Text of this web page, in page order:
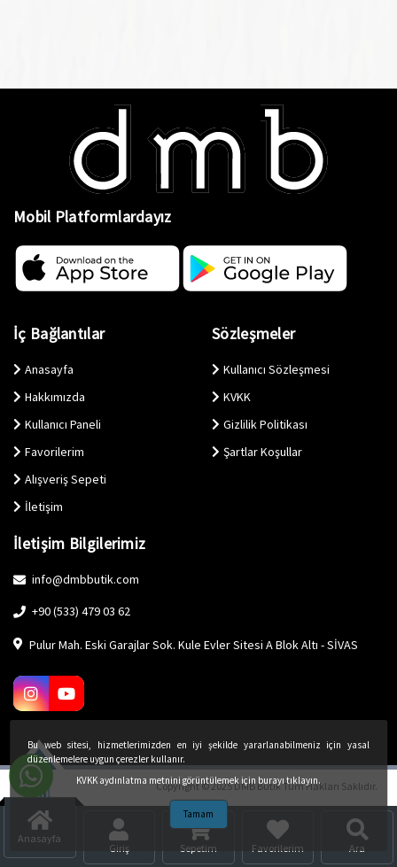
Mobil Platformlardayız
İç Bağlantılar
Anasayfa
Hakkımızda
Kullanıcı Paneli
Favorilerim
Alışveriş Sepeti
İletişim
Sözleşmeler
Kullanıcı Sözleşmesi
KVKK
Gizlilik Politikası
Şartlar Koşullar
İletişim Bilgilerimiz
info@dmbbutik.com
+90 (533) 479 03 62
Pulur Mah. Eski Garajlar Sok. Kule Evler Sitesi A Blok Altı - SİVAS
Copyright © 2025 DMB Butik Tüm Hakları Saklıdır.
Anasayfa
Giriş Sepetim Favorilerim Ara
Bu web sitesi, hizmetlerimizden en iyi şekilde yararlanabilmeniz için yasal
düzenlemelere uygun çerezler kullanır.
KVKK aydınlatma metnini görüntülemek için burayı tıklayın.
Tamam